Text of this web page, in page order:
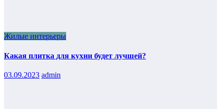
Жилые интерьеры
Какая плитка для кухни будет лучшей?
03.09.2023 admin